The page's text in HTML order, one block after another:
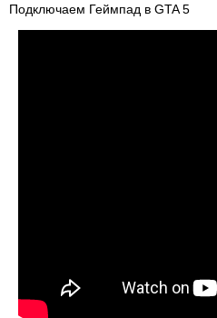
Подключаем Геймпад в GTA 5